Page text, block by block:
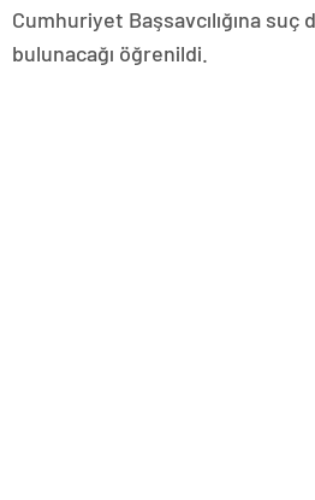
Cumhuriyet Başsavcılığına suç
bulunacağı öğrenildi.